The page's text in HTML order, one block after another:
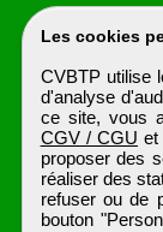
Les cookies
CVBTP utilise
d'analyse
ce site, vous
CGV / CGU et
proposer des
réaliser des
refuser ou de
bouton